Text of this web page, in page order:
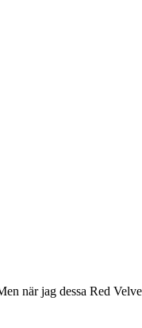
när jag dessa Red